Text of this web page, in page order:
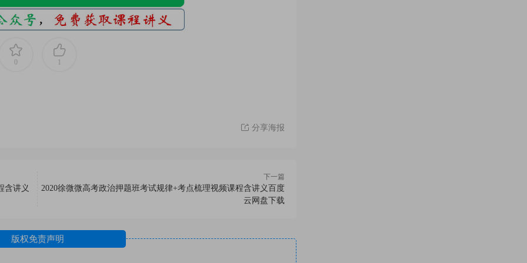
0 1
分享海报
含讲义
下一篇
2020徐微微高考政治押题班考试规律+考点梳理视频课程含讲义百度
云网盘下载
版权免责声明